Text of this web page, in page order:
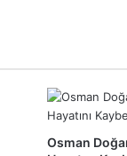
Osman